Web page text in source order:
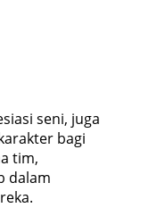
seni, juga
bagi
tim,
dalam